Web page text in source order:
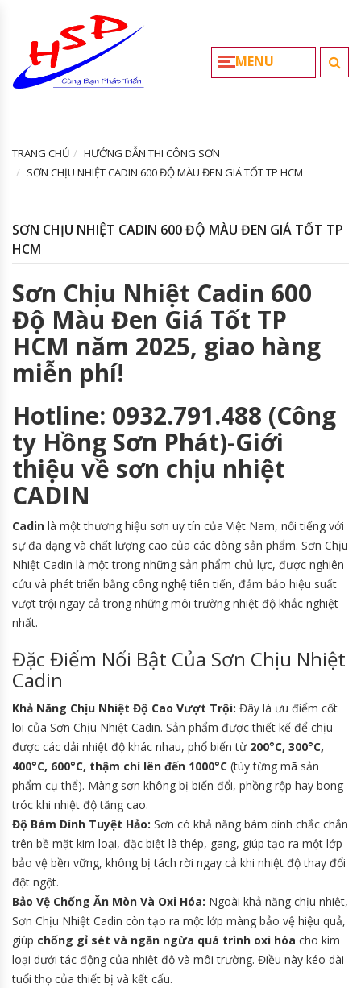
MENU
TRANG CHỦ
HƯỚNG DẪN THI CÔNG SƠN
SƠN CHỊU NHIỆT CADIN 600 ĐỘ MÀU ĐEN GIÁ TỐT TP HCM
SƠN CHỊU NHIỆT CADIN 600 ĐỘ MÀU ĐEN GIÁ TỐT TP
HCM
Sơn Chịu Nhiệt Cadin 600
Độ Màu Đen Giá Tốt TP
HCM năm 2025, giao hàng
miễn phí!
Hotline: 0932.791.488 (Công
ty Hồng Sơn Phát)-Giới
thiệu về sơn chịu nhiệt
CADIN
Cadin là một thương hiệu sơn uy tín của Việt Nam, nổi tiếng với
sự đa dạng và chất lượng cao của các dòng sản phẩm. Sơn Chịu
Nhiệt Cadin là một trong những sản phẩm chủ lực, được nghiên
cứu và phát triển bằng công nghệ tiên tiến, đảm bảo hiệu suất
vượt trội ngay cả trong những môi trường nhiệt độ khắc nghiệt
nhất.
Đặc Điểm Nổi Bật Của Sơn Chịu Nhiệt
Cadin
Khả Năng Chịu Nhiệt Độ Cao Vượt Trội: Đây là ưu điểm cốt
lõi của Sơn Chịu Nhiệt Cadin. Sản phẩm được thiết kế để chịu
được các dải nhiệt độ khác nhau, phổ biến từ 200°C, 300°C,
400°C, 600°C, thậm chí lên đến 1000°C (tùy từng mã sản
phẩm cụ thể). Màng sơn không bị biến đổi, phồng rộp hay bong
tróc khi nhiệt độ tăng cao.
Độ Bám Dính Tuyệt Hảo: Sơn có khả năng bám dính chắc chắn
trên bề mặt kim loại, đặc biệt là thép, gang, giúp tạo ra một lớp
bảo vệ bền vững, không bị tách rời ngay cả khi nhiệt độ thay đổi
đột ngột.
Bảo Vệ Chống Ăn Mòn Và Oxi Hóa: Ngoài khả năng chịu nhiệt,
Sơn Chịu Nhiệt Cadin còn tạo ra một lớp màng bảo vệ hiệu quả,
giúp chống gỉ sét và ngăn ngừa quá trình oxi hóa cho kim
loại dưới tác động của nhiệt độ và môi trường. Điều này kéo dài
tuổi thọ của thiết bị và kết cấu.